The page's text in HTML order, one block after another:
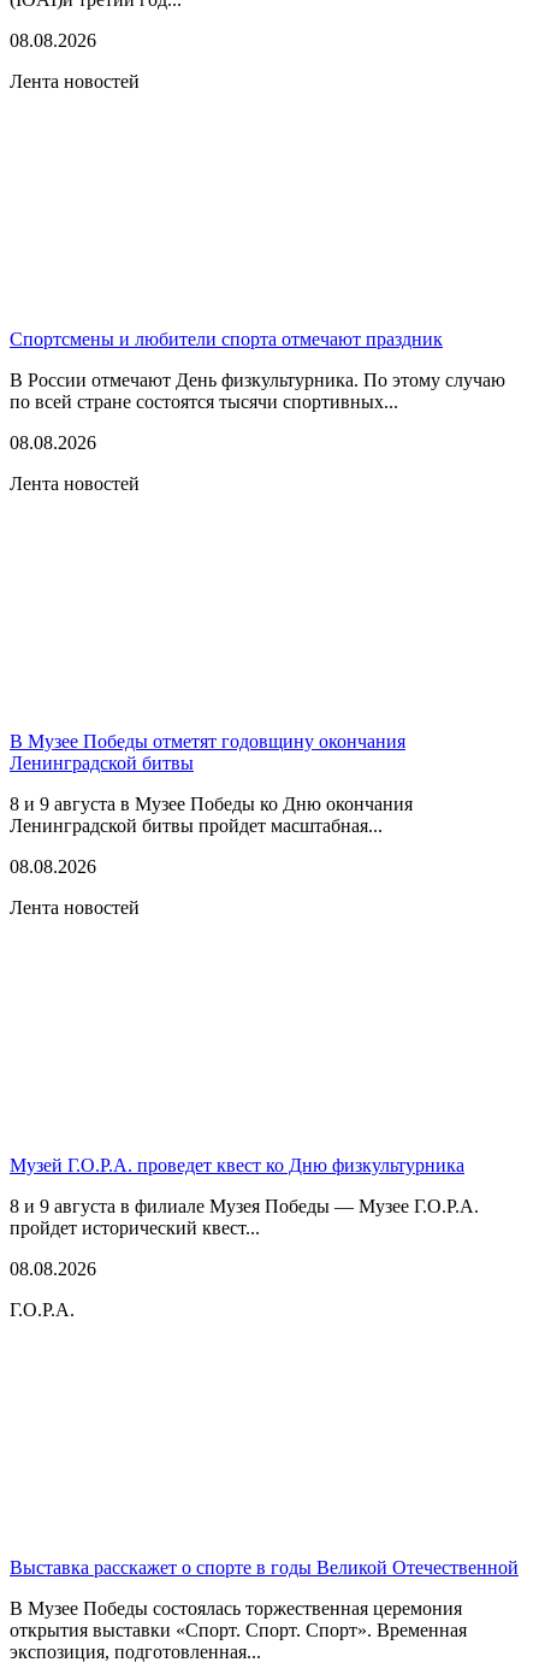
08.08.2026
Лента новостей
Спортсмены и любители спорта отмечают праздник
В России отмечают День физкультурника. По этому случаю
по всей стране состоятся тысячи спортивных...
08.08.2026
Лента новостей
В Музее Победы отметят годовщину окончания
Ленинградской битвы
8 и 9 августа в Музее Победы ко Дню окончания
Ленинградской битвы пройдет масштабная...
08.08.2026
Лента новостей
Музей Г.О.Р.А. проведет квест ко Дню физкультурника
8 и 9 августа в филиале Музея Победы — Музее Г.О.Р.А.
пройдет исторический квест...
08.08.2026
Г.О.Р.А.
Выставка расскажет о спорте в годы Великой Отечественной
В Музее Победы состоялась торжественная церемония
открытия выставки «Спорт. Спорт. Спорт». Временная
экспозиция, подготовленная...